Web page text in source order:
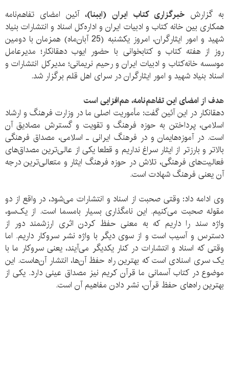
به گزارشخبرگزاری کتاب ایران (ایبنا)،آئین امضای تفاهم‌نامه
همکاری بین خانه‌ کتاب و ادبیات ایران و اداره‌کل اسناد و انتشارات بنیاد
شهید و امور ایثارگران، امروز یکشنبه (25 آبان‌ماه) همزمان با دومین
روز از هفته کتاب و کتابخوانی با حضور ایوب‌ دهقانکار؛ مدیرعامل
موسسه خانه‌کتاب و ادبیات ایران و رحیم نریمانی؛ مدیرکل انتشارات و
اسناد بنیاد شهید و امور ایثارگران در سرای اهل قلم برگزار شد.
هدف از امضای این تفاهم‌نامه، هم‌افزایی است
دهقانکار در این آئین گفت: مأموریت اصلی ما در وزارت فرهنگ و ارشاد
اسلامی، پرداختن به حوزه فرهنگ و تقویت و گسترش مصادیق آن
است. در آموز‌ه‌هایمان و در فرهنگ ایرانی ـ اسلامی، مصداق فرهنگی
بالاتر و بارزتر از ایثار سراغ نداریم و قطعا یکی از عالی‌ترین مصداق‌های
فعالیت‌های فرهنگی، تلاش در حوزه فرهنگ ایثار و متعالی‌ترین درجه
آن یعنی فرهنگ شهادت است.
وی ادامه داد: وقتی صحبت از اسناد و انتشارات می‌شود، در واقع از دو
مقوله صحبت می‌کنیم. این نامگذاری بسیار بامسما است. از یک‌سو،
واژه سند را داریم که به معنی حفظ کردن اثری ارزشمند دور از
دسترس و آسیب است و از سوی دیگر با واژه نشر سروکار داریم. اما
وقتی که اسناد و انتشارات در کنار یکدیگر می‌آیند، یعنی سروکار ما با
یک سری اسنادی است که بهترین راه حفظ آن‌ها، انتشار آن‌هاست. این
موضوع در کتاب آسمانی ما قرآن کریم نیز مصداق عینی دارد. یکی از
بهترین راه‌های حفظ قرآن، نشر دادن مفاهیم آن است.